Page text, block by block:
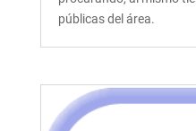
públicas del área.